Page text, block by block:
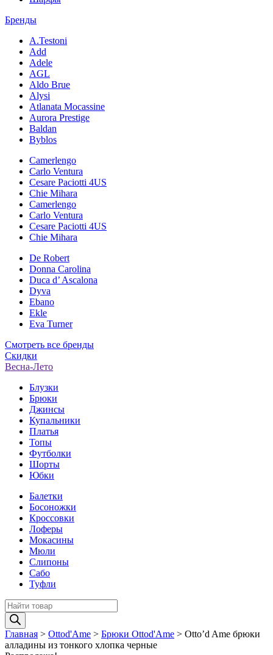
Бренды
A.Testoni
Add
Adele
AGL
Aldo Brue
Alysi
Atlanata Mocassine
Aurora Prestige
Baldan
Byblos
Camerlengo
Carlo Ventura
Cesare Paciotti 4US
Chie Mihara
Camerlengo
Carlo Ventura
Cesare Paciotti 4US
Chie Mihara
De Robert
Donna Carolina
Duca d’ Ascalona
Dyva
Ebano
Ekle
Eva Turner
Смотреть все бренды
Скидки
Весна-Лето
Блузки
Брюки
Джинсы
Купальники
Платья
Топы
Футболки
Шорты
Юбки
Балетки
Босоножки
Кроссовки
Лоферы
Мокасины
Мюли
Слипоны
Сабо
Туфли
Поиск
товаров
Главная > Ottod'Ame > Брюки Ottod'Ame > Otto’d Ame брюки
алладины из тонкого хлопка черные